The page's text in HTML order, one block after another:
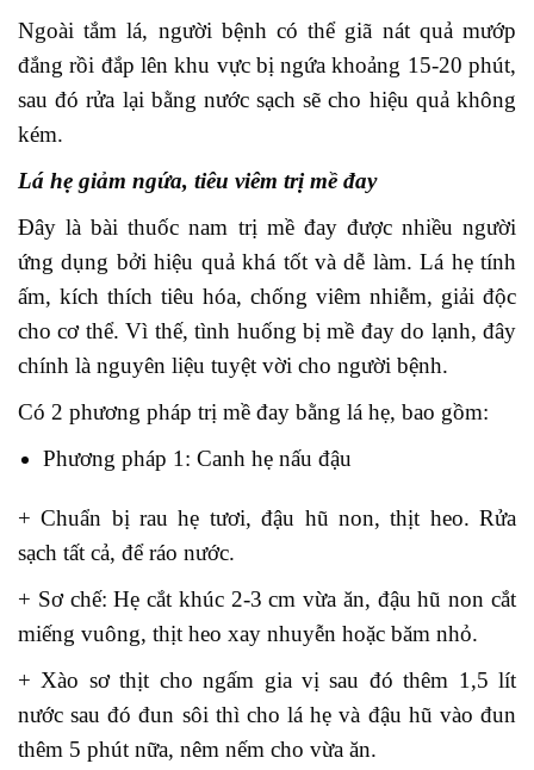
Ngoài tắm lá, người bệnh có thể giã nát quả mướp
đắng rồi đắp lên khu vực bị ngứa khoảng 15-20 phút,
sau đó rửa lại bằng nước sạch sẽ cho hiệu quả không
kém.
Lá hẹ giảm ngứa, tiêu viêm trị mề đay
Đây là bài thuốc nam trị mề đay được nhiều người
ứng dụng bởi hiệu quả khá tốt và dễ làm. Lá hẹ tính
ấm, kích thích tiêu hóa, chống viêm nhiễm, giải độc
cho cơ thể. Vì thế, tình huống bị mề đay do lạnh, đây
chính là nguyên liệu tuyệt vời cho người bệnh.
Có 2 phương pháp trị mề đay bằng lá hẹ, bao gồm:
Phương pháp 1: Canh hẹ nấu đậu
+ Chuẩn bị rau hẹ tươi, đậu hũ non, thịt heo. Rửa
sạch tất cả, để ráo nước.
+ Sơ chế: Hẹ cắt khúc 2-3 cm vừa ăn, đậu hũ non cắt
miếng vuông, thịt heo xay nhuyễn hoặc băm nhỏ.
+ Xào sơ thịt cho ngấm gia vị sau đó thêm 1,5 lít
nước sau đó đun sôi thì cho lá hẹ và đậu hũ vào đun
thêm 5 phút nữa, nêm nếm cho vừa ăn.